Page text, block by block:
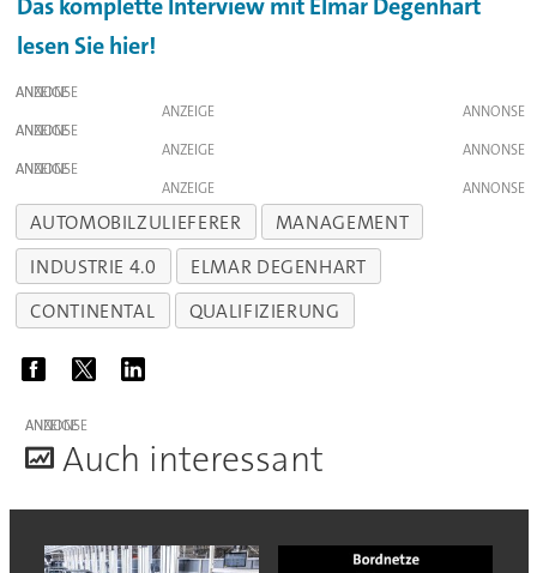
lesen Sie hier!
ANZEIGE
ANZEIGE
ANZEIGE
ANZEIGE
ANZEIGE
ANZEIGE
AUTOMOBILZULIEFERER
MANAGEMENT
INDUSTRIE 4.0
ELMAR DEGENHART
CONTINENTAL
QUALIFIZIERUNG
ANZEIGE
Auch interessant